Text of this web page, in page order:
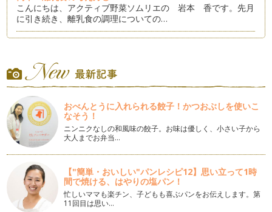
こんにちは、アクティブ野菜ソムリエの 岩本 香です。先月
に引き続き、離乳食の調理についての…
す。 今月も、前回に引き続…
簡単！離乳食の考え方
こんにちは、アクティブ野菜ソムリエの岩本 香です。 今回
のテーマは、「離乳食」に…
子どもも好きになる！スムージーを始めよう！
皆さん こんにちは。アクティブ野菜ソムリエの岩本 香で
す。 季節も7月、夏に向かっ…
好き嫌いと偏食
こんにちは、アクティブ野菜ソムリエの岩本 香です。 今年
の5月は、ずいぶん早く夏日…
おべんとうに入れられる餃子！かつおぶしを使いこ
なそう！
ニンニクなしの和風味の餃子。お味は優しく、小さい子から
大人までお弁当…
【"簡単・おいしい"パンレシピ12】思い立って1時
間で焼ける、はやりの塩パン！
忙しいママも楽チン、子どもも喜ぶパンをお伝えします。第
11回目は思い…